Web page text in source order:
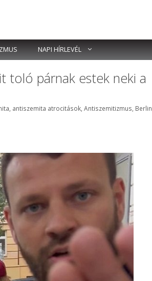
NAPI HÍRLEVÉL
toló párnak estek neki a
antiszemita atrocitások Antiszemitizmus Berlin